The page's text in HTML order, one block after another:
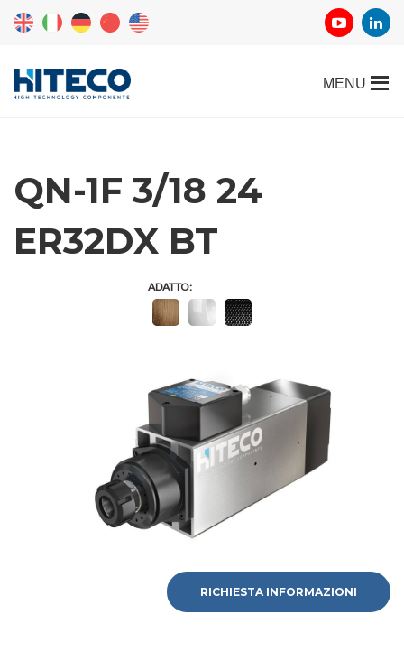
QN-1F 3/18 24
ER32DX BT
ADATTO:
RICHIESTA INFORMAZIONI